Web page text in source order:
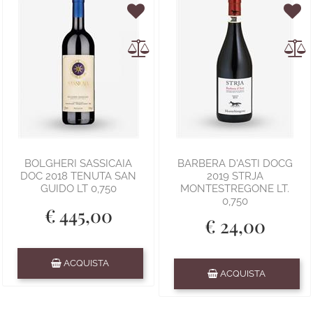
BOLGHERI SASSICAIA
DOC 2018 TENUTA SAN
GUIDO LT 0,750
€ 445,00
ACQUISTA
BARBERA D'ASTI DOCG
2019 STRJA
MONTESTREGONE LT.
0,750
€ 24,00
ACQUISTA